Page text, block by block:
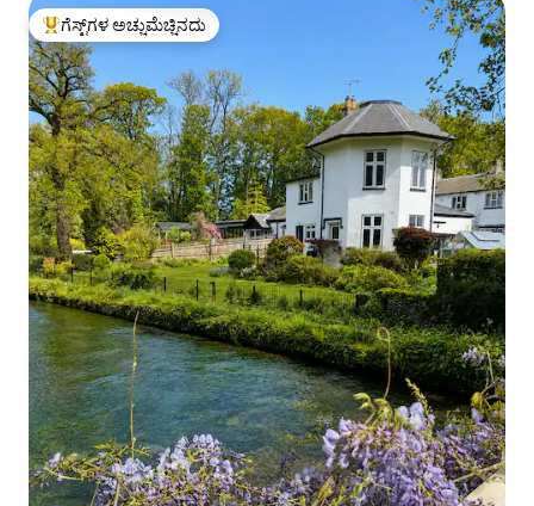
ಗೆಸ್ಟ್‌ಗಳಿಗೆ ಅತಿ ಹೆಚ್ಚು ಅಚ್ಚುಮೆಚ್ಚಿನದು
ಗೆಸ್ಟ್‌ಗಳ ಅಚ್ಚುಮೆಚ್ಚಿನದು